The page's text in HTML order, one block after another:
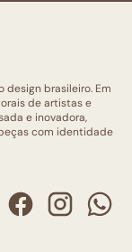
design brasileiro. Em
de artistas e
e inovadora,
com identidade